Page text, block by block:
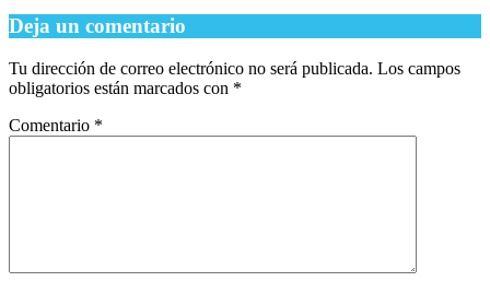
Deja un comentario
Tu dirección de correo electrónico no será publicada. Los campos
obligatorios están marcados con *
Comentario *